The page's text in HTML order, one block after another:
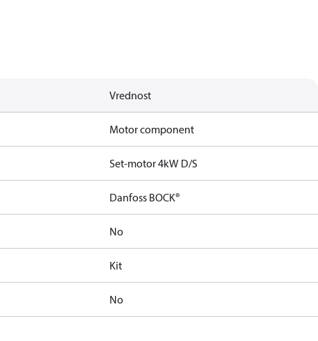
Vrednost
Motor component
Set-motor 4kW D/S
Danfoss BOCK®
No
Kit
No